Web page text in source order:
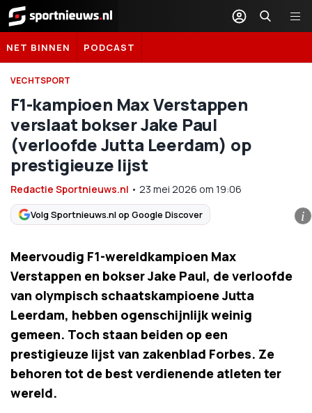
Sportnieuws.nl
NET BINNEN PODCAST
VECHTSPORT
F1-kampioen Max Verstappen
verslaat bokser Jake Paul
(verloofde Jutta Leerdam) op
prestigieuze lijst
Redactie Sportnieuws.nl • 23 mei 2026 om 19:06
Volg Sportnieuws.nl op Google Discover i
Meervoudig F1-wereldkampioen Max
Verstappen en bokser Jake Paul, de verloofde
van olympisch schaatskampioene Jutta
Leerdam, hebben ogenschijnlijk weinig
gemeen. Toch staan beiden op een
prestigieuze lijst van zakenblad Forbes. Ze
behoren tot de best verdienende atleten ter
wereld.